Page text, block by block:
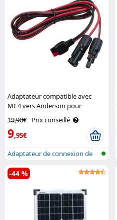
Adaptateur compatible avec
MC4 vers Anderson pour
panneau solaire – 1,5 m Revolt
19,90€ Prix conseillé
9,95€
Adaptateur de connexion de
panneau ..
-44 %